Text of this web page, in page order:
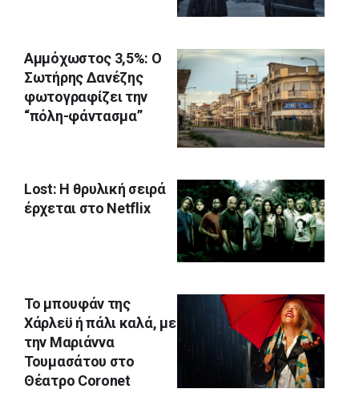
Αμμόχωστος 3,5%: Ο
Σωτήρης Δανέζης
φωτογραφίζει την
“πόλη-φάντασμα”
Lost: Η θρυλική σειρά
έρχεται στο Netflix
Το μπουφάν της
Χάρλεϋ ή πάλι καλά, με
την Μαριάννα
Τουμασάτου στο
Θέατρο Coronet